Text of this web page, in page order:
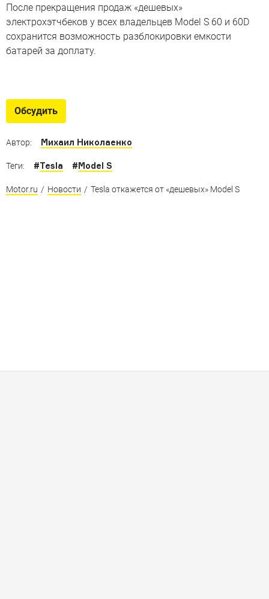
После прекращения продаж «дешевых»
электрохэтчбеков у всех владельцев Model S 60 и 60D
сохранится возможность разблокировки емкости
батарей за доплату.
Настоящие спорткары с трехцилиндровыми
Обсудить
Автор: Михаил Николаенко
Теги: #Tesla #Model S
Motor.ru / Новости / Tesla откажется от «дешевых» Model S